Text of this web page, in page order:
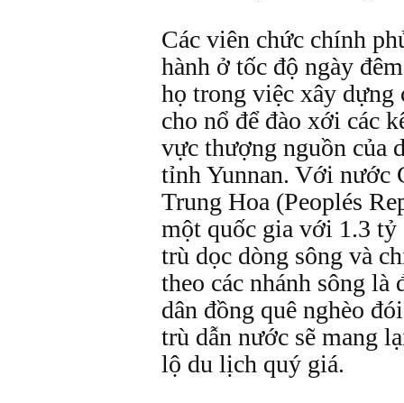
Các viên chức chính
hành ở tốc độ ngày
họ trong việc xây dựng
cho nổ để đào xới các
vực thượng nguồn của
tỉnh Yunnan. Với nước
Trung Hoa (Peoplés
một quốc gia với 1.3 tỷ
trù dọc dòng sông và
theo các nhánh sông
dân đồng quê nghèo
trù dẫn nước sẽ mang
lộ du lịch quý giá.